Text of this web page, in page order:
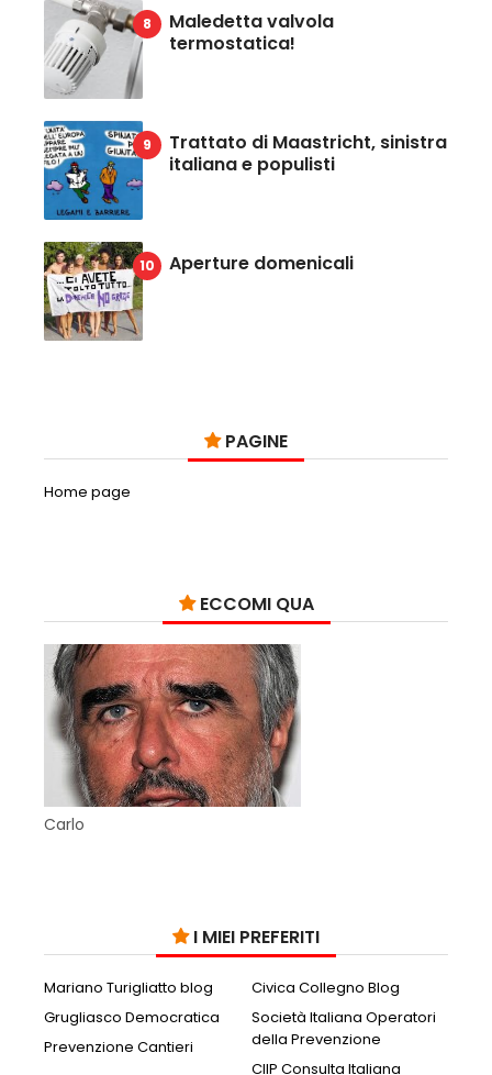
Maledetta valvola
termostatica!
Trattato di Maastricht, sinistra
italiana e populisti
Aperture domenicali
PAGINE
Home page
ECCOMI QUA
Carlo
I MIEI PREFERITI
Mariano Turigliatto blog
Civica Collegno Blog
Grugliasco Democratica
Società Italiana Operatori
della Prevenzione
Prevenzione Cantieri
CIIP Consulta Italiana